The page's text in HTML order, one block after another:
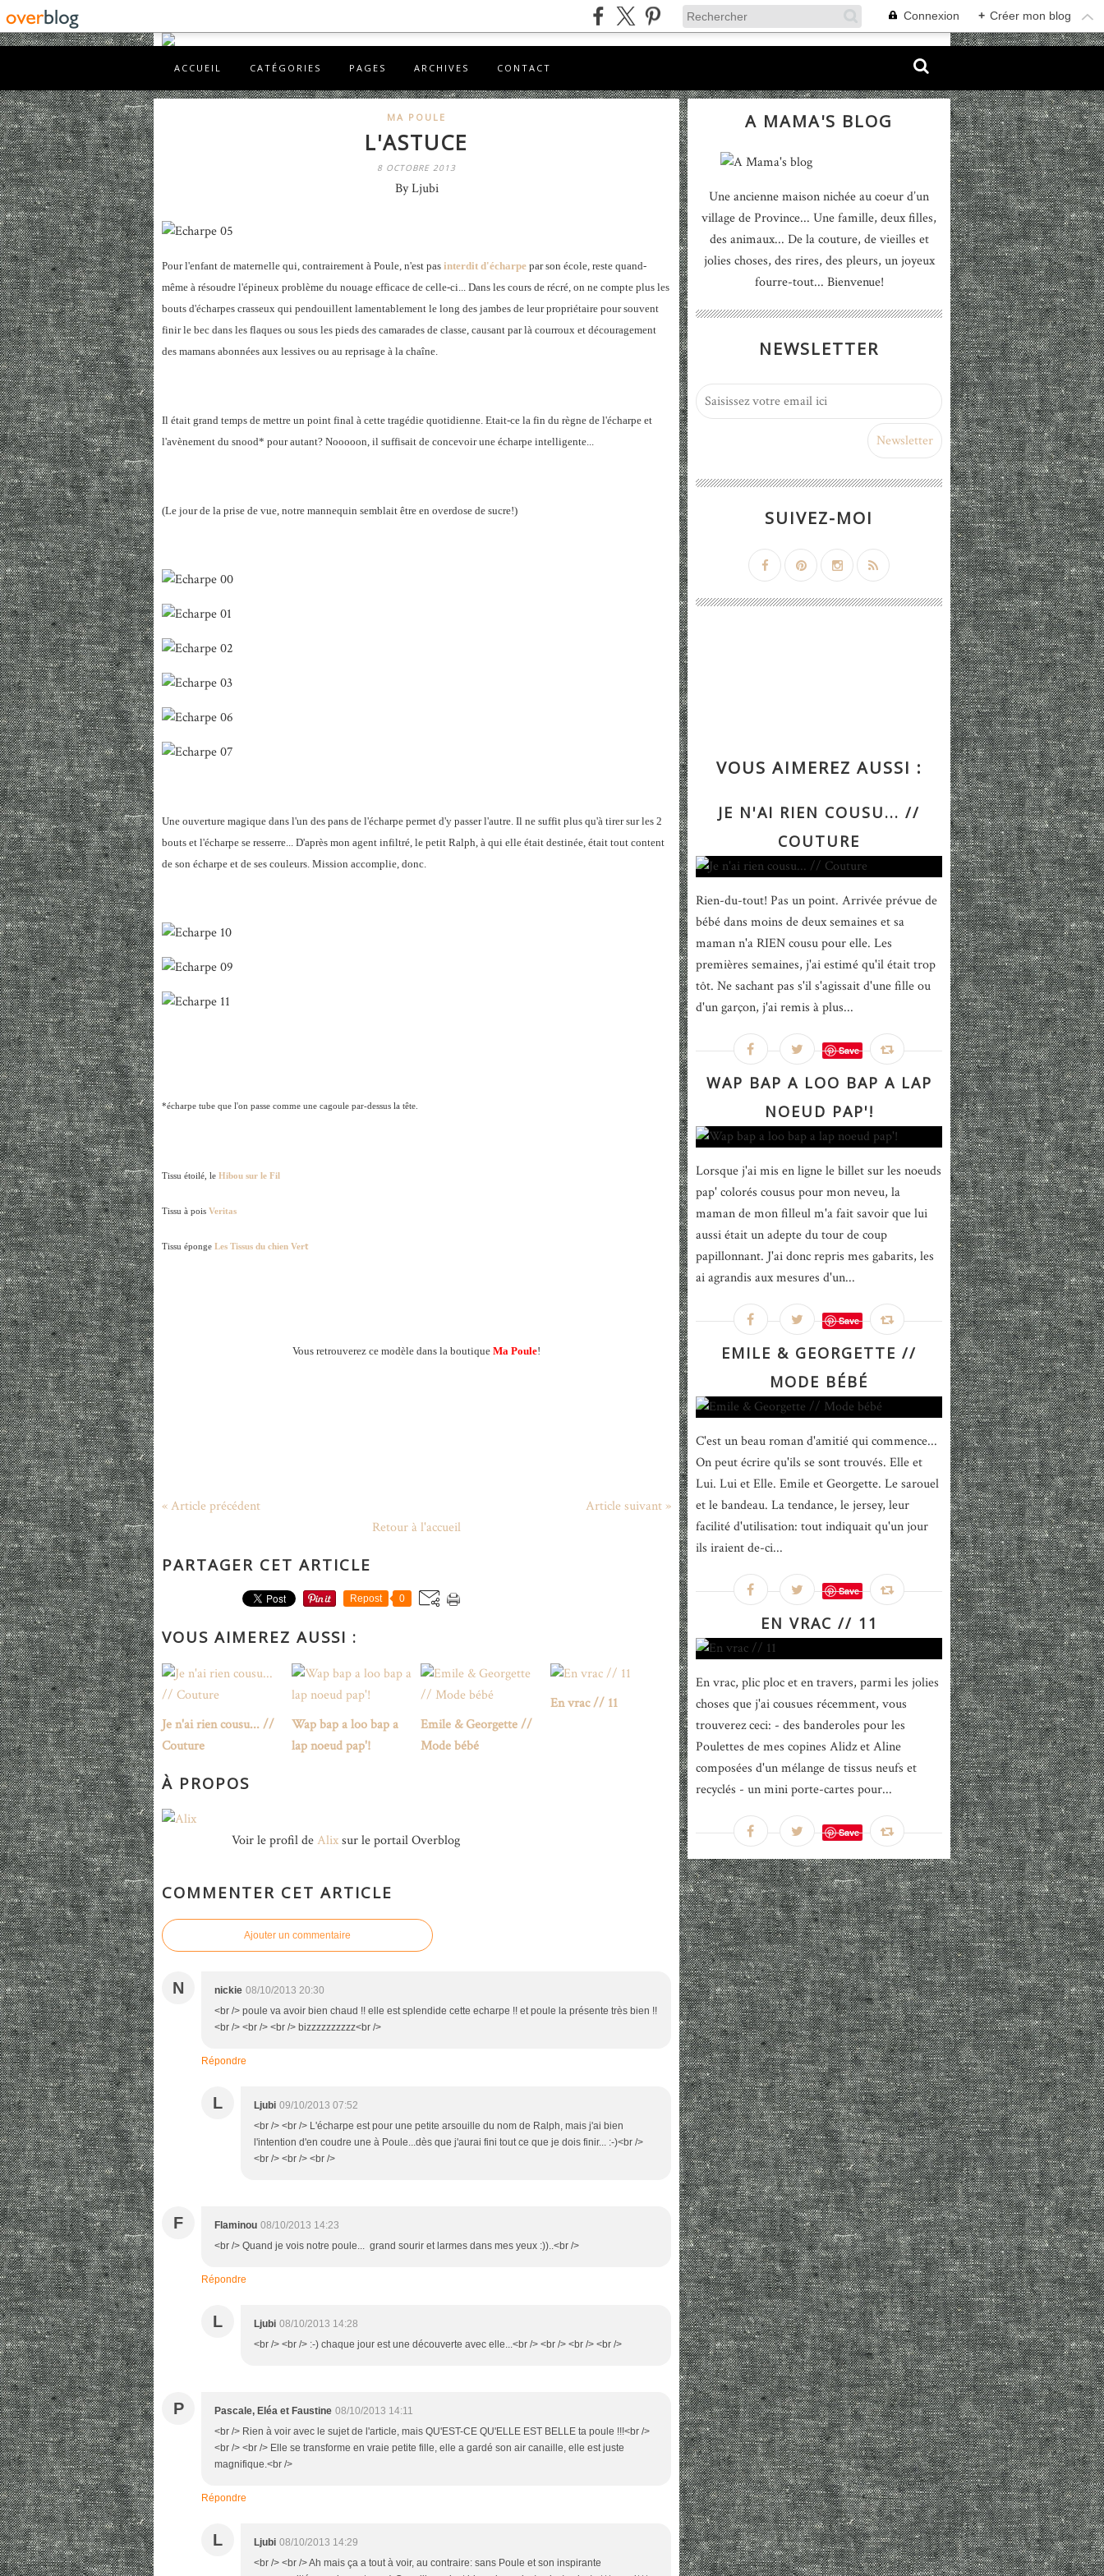
Connexion + Créer mon blog
ACCUEIL CATÉGORIES PAGES ARCHIVES CONTACT
MA POULE
L'ASTUCE
8 OCTOBRE 2013
By Ljubi
Pour l'enfant de maternelle qui, contrairement à Poule, n'est pas interdit d'écharpe par son école, reste quand-
même à résoudre l'épineux problème du nouage efficace de celle-ci... Dans les cours de récré, on ne compte plus les
bouts d'écharpes crasseux qui pendouillent lamentablement le long des jambes de leur propriétaire pour souvent
finir le bec dans les flaques ou sous les pieds des camarades de classe, causant par là courroux et découragement
des mamans abonnées aux lessives ou au reprisage à la chaîne.
Il était grand temps de mettre un point final à cette tragédie quotidienne. Etait-ce la fin du règne de l'écharpe et
l'avènement du snood* pour autant? Nooooon, il suffisait de concevoir une écharpe intelligente...
(Le jour de la prise de vue, notre mannequin semblait être en overdose de sucre!)
Une ouverture magique dans l'un des pans de l'écharpe permet d'y passer l'autre. Il ne suffit plus qu'à tirer sur les 2
bouts et l'écharpe se resserre... D'après mon agent infiltré, le petit Ralph, à qui elle était destinée, était tout content
de son écharpe et de ses couleurs. Mission accomplie, donc.
*écharpe tube que l'on passe comme une cagoule par-dessus la tête.
Tissu étoilé, le Hibou sur le Fil
Tissu à pois Veritas
Tissu éponge Les Tissus du chien Vert
Vous retrouverez ce modèle dans la boutique Ma Poule!
« Article précédent
Article suivant »
Retour à l'accueil
PARTAGER CET ARTICLE
Repost 0
VOUS AIMEREZ AUSSI :
Je n'ai rien cousu... //
Couture
Wap bap a loo bap a
lap noeud pap'!
Emile & Georgette //
Mode bébé
En vrac // 11
À PROPOS
Voir le profil deAlixsur le portail Overblog
COMMENTER CET ARTICLE
Ajouter un commentaire
N nickie 08/10/2013 20:30
<br /> poule va avoir bien chaud !! elle est splendide cette echarpe !! et poule la présente très bien !!
<br /> <br /> <br /> bizzzzzzzzzz<br />
Répondre
L Ljubi 09/10/2013 07:52
<br /> <br /> L'écharpe est pour une petite arsouille du nom de Ralph, mais j'ai bien
l'intention d'en coudre une à Poule...dès que j'aurai fini tout ce que je dois finir... :-)<br />
<br /> <br /> <br />
F Flaminou 08/10/2013 14:23
<br /> Quand je vois notre poule... grand sourir et larmes dans mes yeux :))..<br />
Répondre
L Ljubi 08/10/2013 14:28
<br /> <br /> :-) chaque jour est une découverte avec elle...<br /> <br /> <br /> <br />
P Pascale, Eléa et Faustine 08/10/2013 14:11
<br /> Rien à voir avec le sujet de l'article, mais QU'EST-CE QU'ELLE EST BELLE ta poule !!!<br />
<br /> <br /> Elle se transforme en vraie petite fille, elle a gardé son air canaille, elle est juste
magnifique.<br />
Répondre
L Ljubi 08/10/2013 14:29
<br /> <br /> Ah mais ça a tout à voir, au contraire: sans Poule et son inspirante
A MAMA'S BLOG
Une ancienne maison nichée au coeur d’un
village de Province... Une famille, deux filles,
des animaux... De la couture, de vieilles et
jolies choses, des rires, des pleurs, un joyeux
fourre-tout... Bienvenue!
NEWSLETTER
SUIVEZ-MOI
VOUS AIMEREZ AUSSI :
JE N'AI RIEN COUSU... //
COUTURE
Rien-du-tout! Pas un point. Arrivée prévue de
bébé dans moins de deux semaines et sa
maman n'a RIEN cousu pour elle. Les
premières semaines, j'ai estimé qu'il était trop
tôt. Ne sachant pas s'il s'agissait d'une fille ou
d'un garçon, j'ai remis à plus...
Save
WAP BAP A LOO BAP A LAP
NOEUD PAP'!
Lorsque j'ai mis en ligne le billet sur les noeuds
pap' colorés cousus pour mon neveu, la
maman de mon filleul m'a fait savoir que lui
aussi était un adepte du tour de coup
papillonnant. J'ai donc repris mes gabarits, les
ai agrandis aux mesures d'un...
Save
EMILE & GEORGETTE //
MODE BÉBÉ
C'est un beau roman d'amitié qui commence...
On peut écrire qu'ils se sont trouvés. Elle et
Lui. Lui et Elle. Emile et Georgette. Le sarouel
et le bandeau. La tendance, le jersey, leur
facilité d'utilisation: tout indiquait qu'un jour
ils iraient de-ci...
Save
EN VRAC // 11
En vrac, plic ploc et en travers, parmi les jolies
choses que j'ai cousues récemment, vous
trouverez ceci: - des banderoles pour les
Poulettes de mes copines Alidz et Aline
composées d'un mélange de tissus neufs et
recyclés - un mini porte-cartes pour...
Save